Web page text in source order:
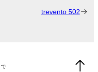
trevento 502
で